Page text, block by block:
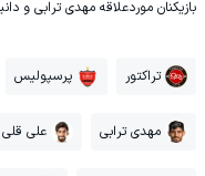
بازیکنان موردعلاقه مهدی ترابی و
تراکتور پرسپولیس
مهدی ترابی علی قلی